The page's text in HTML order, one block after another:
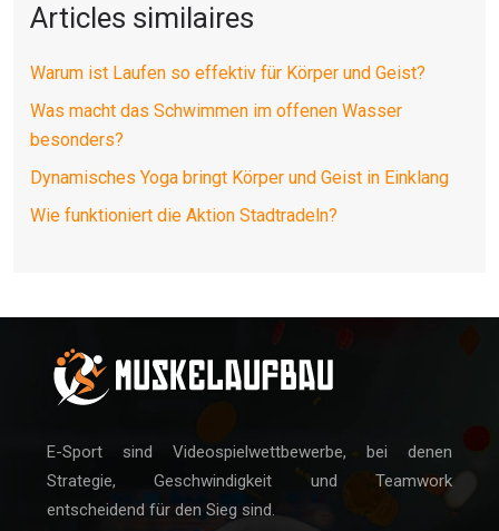
Articles similaires
Warum ist Laufen so effektiv für Körper und Geist?
Was macht das Schwimmen im offenen Wasser
besonders?
Dynamisches Yoga bringt Körper und Geist in Einklang
Wie funktioniert die Aktion Stadtradeln?
E-Sport sind Videospielwettbewerbe, bei denen
Strategie, Geschwindigkeit und Teamwork
entscheidend für den Sieg sind.